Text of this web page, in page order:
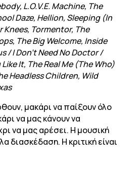
L.O.V.E. Machine, The
Daze, Hellion, Sleeping (In
Knees, Tormentor, The
The Big Welcome, Inside
/ I Don’t Need No Doctor /
It, The Real Me (The Who)
Headless Children, Wild
μακάρι να παίξουν όλο
να μας κάνουν να
να μας αρέσει. Η μουσική
διασκέδαση. Η κριτική είναι